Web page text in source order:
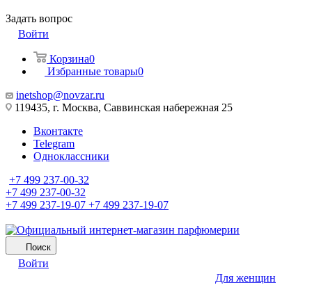
Задать вопрос
Войти
Корзина0
Избранные товары0
inetshop@novzar.ru
119435, г. Москва, Саввинская набережная 25
Вконтакте
Telegram
Одноклассники
+7 499 237-00-32
+7 499 237-00-32
+7 499 237-19-07 +7 499 237-19-07
Поиск
Войти
Для женщин